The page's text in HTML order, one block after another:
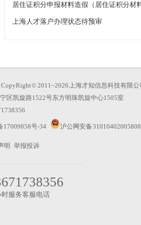
居住证积分申报材料造假（居住证积分材
上海人才落户办理状态待预审
CopyRight © 2011~2026 上海才知信息科技有限
区凯旋路1522号东方明珠凯旋中心1505室
17009858号-34 沪公网安备
明 举报投诉
时服务客服电话